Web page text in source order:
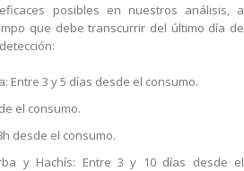
posibles en nuestros análisis, a
que debe transcurrir del último día de
Entre 3 y 5 días desde el consumo.
el consumo.
desde el consumo.
y Hachís: Entre 3 y 10 días desde el